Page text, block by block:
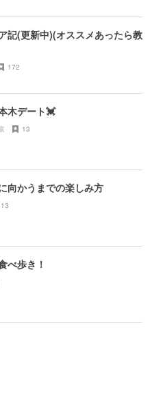
記(更新中)(オススメあったら教
172
木デート💓
13
向かうまでの楽しみ方
13
べ歩き！